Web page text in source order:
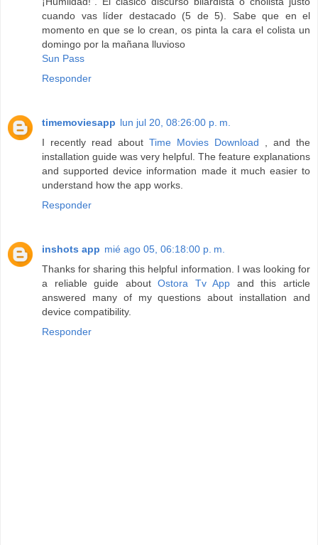
cuando vas líder destacado (5 de 5). Sabe que en el
momento en que se lo crean, os pinta la cara el colista un
domingo por la mañana lluvioso
Sun Pass
Responder
timemoviesapp lun jul 20, 08:26:00 p. m.
I recently read about Time Movies Download , and the
installation guide was very helpful. The feature explanations
and supported device information made it much easier to
understand how the app works.
Responder
inshots app mié ago 05, 06:18:00 p. m.
Thanks for sharing this helpful information. I was looking for
a reliable guide aboutOstora Tv App and this article
answered many of my questions about installation and
device compatibility.
Responder